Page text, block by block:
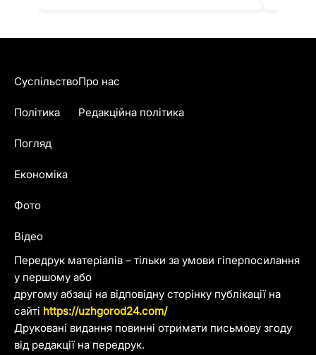
Передрук матеріалів – тільки за умови гіперпосилання
у першому або
другому абзаці на відповідну сторінку публікації на
сайті https://uzhgorod24.com/
Друковані видання повинні отримати письмову згоду
від редакції на передрук.
Суспільство
Політика
Погляд
Економіка
Фото
Відео
Про нас
Редакційна політика